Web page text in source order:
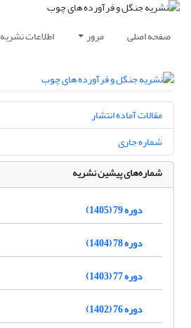
صفحه اصلی مرور اطلاعات نشریه
مقالات آماده انتشار
شماره جاری
شماره‌های پیشین نشریه
دوره 79 (1405)
دوره 78 (1404)
دوره 77 (1403)
دوره 76 (1402)